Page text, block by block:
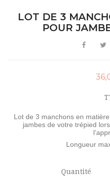
LOT DE 3
POUR
Lot de 3 manchons en
jambes de votre trépied
Longueur
Quantité